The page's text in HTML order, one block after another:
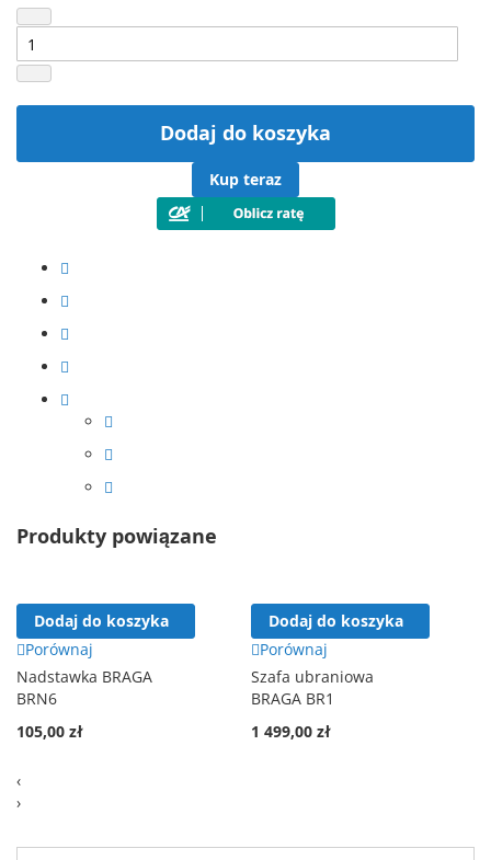
Dodaj do koszyka
Kup teraz
Produkty powiązane
Dodaj do koszyka
Porównaj
Nadstawka BRAGA
BRN6
105,00 zł
Dodaj do koszyka
Porównaj
Szafa ubraniowa
BRAGA BR1
1 499,00 zł
‹
›